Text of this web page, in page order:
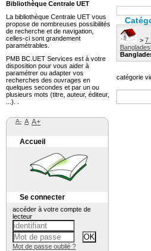
> 7
catégorie
Bibliothèque Centrale UET
La bibliothèque Centrale UET vous
propose de nombreuses possibilités
de recherche et de navigation,
celles-ci sont grandement
paramétrables.
PMB BC.UET Services est à votre
disposition pour vous aider à
paramétrer ou adapter vos
recherches des ouvrages en
quelques secondes et par un ou
plusieurs mots (titre, auteur, éditeur,
...). .
A- A A+
Accueil
Se connecter
accéder à votre compte de
lecteur
Mot de passe oublié ?